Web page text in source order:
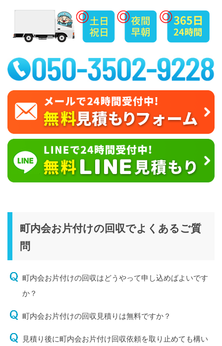
町内会お片付けの回収でよくあるご質
問
町内会お片付けの回収はどうやって申し込めばよいです
か？
町内会お片付けの回収見積りは無料ですか？
見積り後に町内会お片付け回収依頼を取り止めても構い